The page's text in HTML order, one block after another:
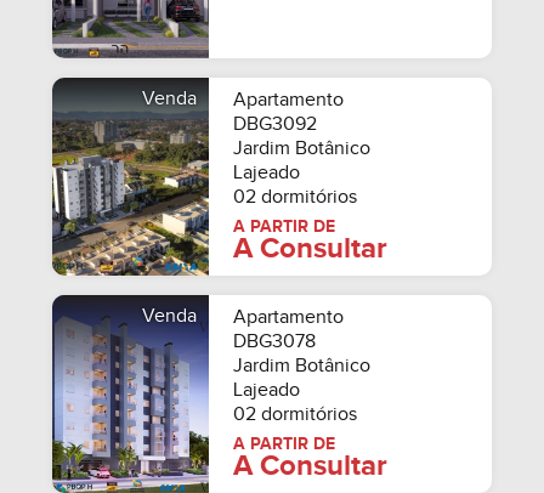
Venda
Apartamento
DBG3092
Jardim Botânico
Lajeado
02 dormitórios
A PARTIR DE
A Consultar
Venda
Apartamento
DBG3078
Jardim Botânico
Lajeado
02 dormitórios
A PARTIR DE
A Consultar